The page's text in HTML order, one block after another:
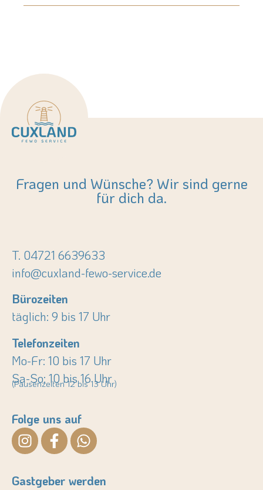
Fragen und Wünsche? Wir sind gerne
für dich da.
T. 04721 6639633
info@cuxland-fewo-service.de
Bürozeiten
täglich: 9 bis 17 Uhr
Telefonzeiten
Mo-Fr: 10 bis 17 Uhr
Sa-So: 10 bis 16 Uhr
(Pausenzeiten 12 bis 13 Uhr)
Folge uns auf
Gastgeber werden